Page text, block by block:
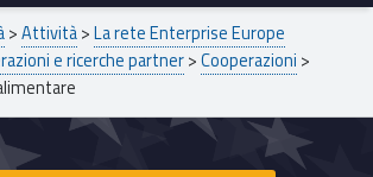
>Attività>La rete Enterprise Europe
e ricerche partner>Cooperazioni >